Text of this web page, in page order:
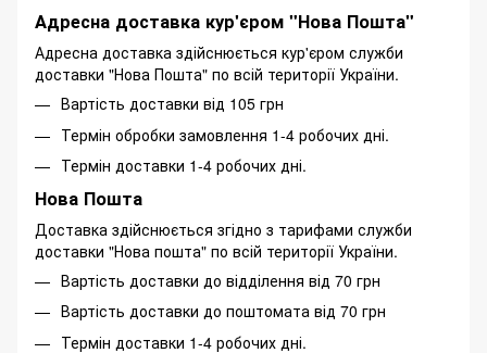
Адресна доставка кур'єром "Нова Пошта"
Адресна доставка здійснюється кур'єром служби
доставки "Нова Пошта" по всій території України.
Вартість доставки від 105 грн
Термін обробки замовлення 1-4 робочих дні.
Термін доставки 1-4 робочих дні.
Нова Пошта
Доставка здійснюється згідно з тарифами служби
доставки "Нова пошта" по всій території України.
Вартість доставки до відділення від 70 грн
Вартість доставки до поштомата від 70 грн
Термін доставки 1-4 робочих дні.